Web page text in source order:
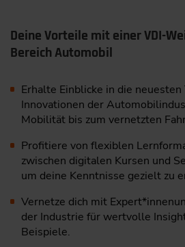
Deine Vorteile mit einer VDI-
Bereich Automobil
Erhalte Einblicke in die neuesten
Innovationen der
Mobilität bis zum vernetzten
Profitiere von flexiblen
zwischen digitalen Kursen und
um deine Kenntnisse gezielt zu
Vernetze dich mit Expert*innen
der Industrie für wertvolle
Beispiele.